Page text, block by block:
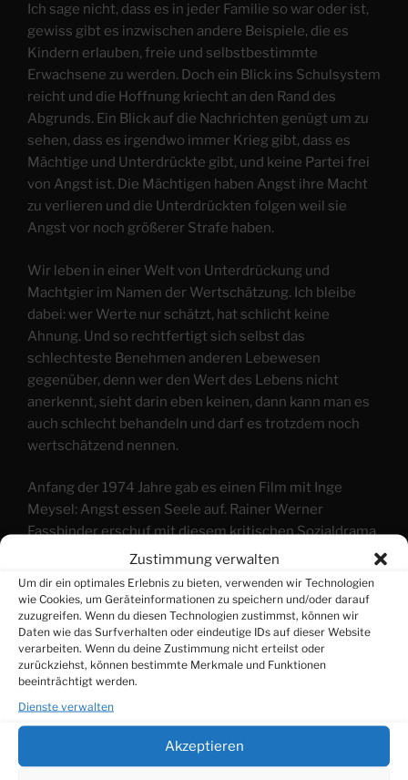
Zustimmung verwalten
Um dir ein optimales Erlebnis zu bieten, verwenden wir Technologien
wie Cookies, um Geräteinformationen zu speichern und/oder darauf
zuzugreifen. Wenn du diesen Technologien zustimmst, können wir
Daten wie das Surfverhalten oder eindeutige IDs auf dieser Website
verarbeiten. Wenn du deine Zustimmung nicht erteilst oder
zurückziehst, können bestimmte Merkmale und Funktionen
beeinträchtigt werden.
Dienste verwalten
Akzeptieren
Ich sage nicht, dass es in jeder Familie so war oder ist,
gewiss gibt es inzwischen andere Beispiele, die es
Kindern erlauben, freie und selbstbestimmte
Erwachsene zu werden. Doch ein Blick ins Schulsystem
reicht und die Hoffnung kriecht an den Rand des
Abgrunds. Ein Blick auf die Nachrichten genügt um zu
sehen, dass es irgendwo immer Krieg gibt, dass es
Mächtige und Unterdrückte gibt, und keine Partei frei
von Angst ist. Die Mächtigen haben Angst ihre Macht
zu verlieren und die Unterdrückten folgen weil sie
Angst vor noch größerer Strafe haben.
Wir leben in einer Welt von Unterdrückung und
Machtgier im Namen der Wertschätzung. Ich bleibe
dabei: wer Werte nur schätzt, hat schlicht keine
Ahnung. Und so rechtfertigt sich selbst das
schlechteste Benehmen anderen Lebewesen
gegenüber, denn wer den Wert des Lebens nicht
anerkennt, sieht darin eben keinen, dann kann man es
auch schlecht behandeln und darf es trotzdem noch
wertschätzend nennen.
Anfang der 1974 Jahre gab es einen Film mit Inge
Meysel: Angst essen Seele auf. Rainer Werner
Fassbinder erschuf mit diesem kritischen Sozialdrama
ein Pegasus-Wort, das überall dort zum Einsatz, wo es
um Abwertung, um Machtgefälle, um Hierarchie geht.
Vielleicht lehne ich mich zu weit aus dem Fenster,
wenn ich behaupte:
Wir werden in Angst gehalten um kontrollierbar zu
bleiben.
Denn, das muss wohl jeder zugeben, wenn er ganz
ehrlich zu sich selbst ist: wären unsere